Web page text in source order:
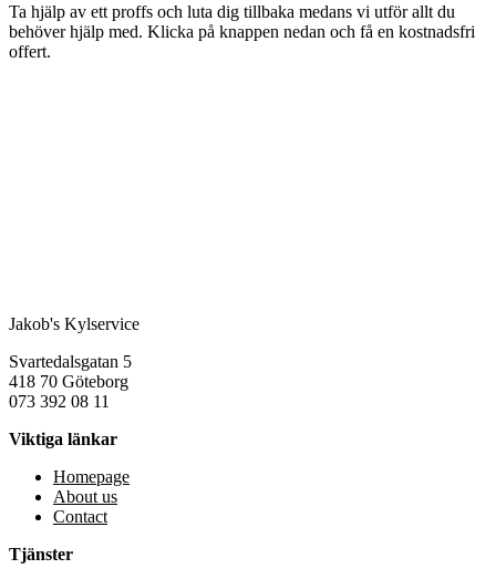
Ta hjälp av ett proffs och luta dig tillbaka medans vi utför allt du
behöver hjälp med. Klicka på knappen nedan och få en kostnadsfri
offert.
Jakob's Kylservice
Svartedalsgatan 5
418 70 Göteborg
073 392 08 11
Viktiga länkar
Homepage
About us
Contact
Tjänster